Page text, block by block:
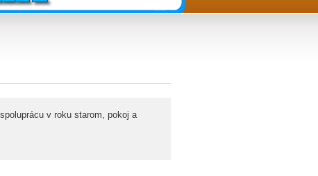
v roku starom, pokoj a